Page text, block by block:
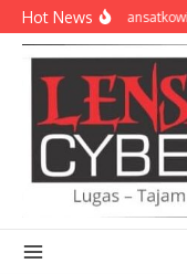
Lewati ke konten
Hot NewsBekali